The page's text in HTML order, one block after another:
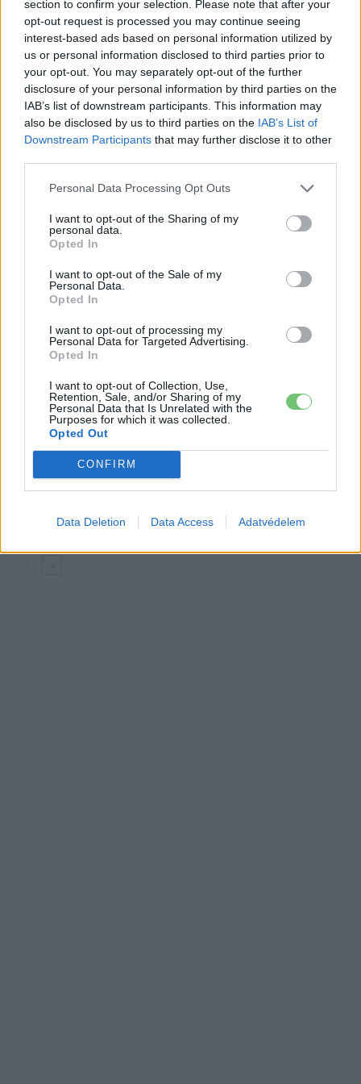
section to confirm your selection. Please note that after your
opt-out request is processed you may continue seeing
interest-based ads based on personal information utilized by
us or personal information disclosed to third parties prior to
your opt-out. You may separately opt-out of the further
disclosure of your personal information by third parties on the
IAB’s list of downstream participants. This information may
also be disclosed by us to third parties on the IAB’s List of
Downstream Participants that may further disclose it to other
Personal Data Processing Opt Outs
I want to opt-out of the Sharing of my
personal data.
Opted In
I want to opt-out of the Sale of my
Personal Data.
Opted In
I want to opt-out of processing my
Personal Data for Targeted Advertising.
Opted In
I want to opt-out of Collection, Use,
Retention, Sale, and/or Sharing of my
Personal Data that Is Unrelated with the
Purposes for which it was collected.
Opted Out
CONFIRM
Data Deletion Data Access Adatvédelem
Főállásban Informatikus kocka, de lelkében elkötelezett gamer,
kütyü és immár e-autó rajongó!
KAPCSOLÓDÓ CIKKEK
Elektromos
Dánia utolérte Norvégiát: már náluk is
szinte csak elektromos autót vesznek
Akkumulátor
150 milliárd eurót bukhat Európa, ha
nem szabadul a kínai akkumulátoroktól
Akkumulátor
gyártókat